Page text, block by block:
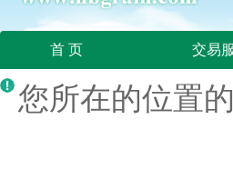
首 页 交易
您所在的位置